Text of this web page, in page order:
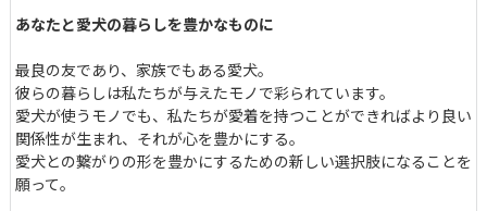
あなたと愛犬の暮らしを豊かなものに
最良の友であり、家族でもある愛犬。
彼らの暮らしは私たちが与えたモノで彩られています。
愛犬が使うモノでも、私たちが愛着を持つことができればより良い
関係性が生まれ、それが心を豊かにする。
愛犬との繋がりの形を豊かにするための新しい選択肢になることを
願って。